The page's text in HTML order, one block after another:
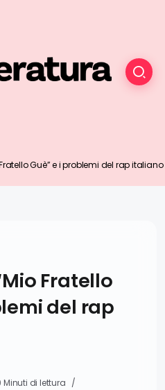
Guè” e i problemi del rap italiano
Fratello
del rap
Minuti di lettura